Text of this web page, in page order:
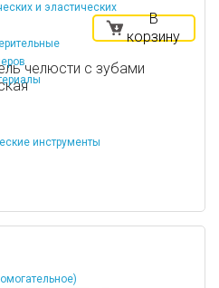
и эластических
инструменты
В
корзину
челюсти с зубами